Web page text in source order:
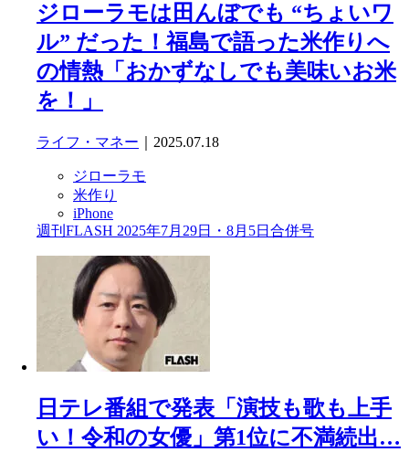
ジローラモは田んぼでも “ちょいワ
ル” だった！福島で語った米作りへ
の情熱「おかずなしでも美味いお米
を！」
ライフ・マネー ｜2025.07.18
ジローラモ
米作り
iPhone
週刊FLASH 2025年7月29日・8月5日合併号
日テレ番組で発表「演技も歌も上手
い！令和の女優」第1位に不満続出…